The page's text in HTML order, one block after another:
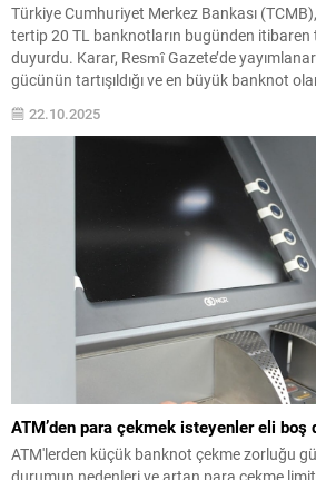
Türkiye Cumhuriyet Merkez Bankası
tertip 20 TL banknotların bugünden itibaren
duyurdu. Karar, Resmî Gazete’de
gücünün tartışıldığı ve en büyük banknot
22.10.2025
ATM’den para çekmek isteyenler eli boş
ATM'lerden küçük banknot çekme zorluğu
durumun nedenleri ve artan para çekme